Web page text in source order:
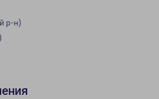
р-н)